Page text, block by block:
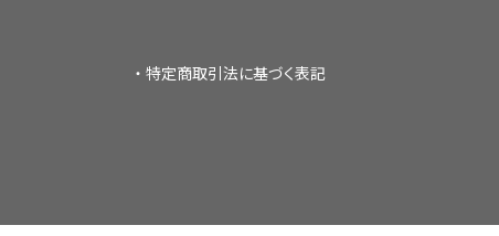
特定商取引法に基づく表記